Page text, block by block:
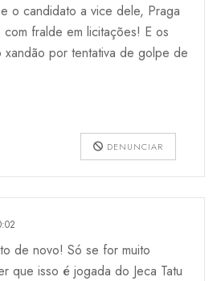
o candidato a vice dele, Praga
fralde em licitações! E os
xandão por tentativa de golpe de
DENUNCIAR
de novo! Só se for muito
que isso é jogada do Jeca Tatu